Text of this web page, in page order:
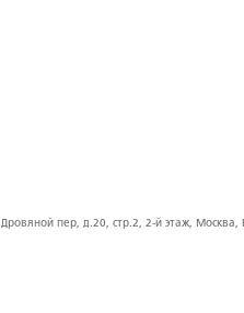
пер, д.20, стр.2, 2-й этаж, Москва,